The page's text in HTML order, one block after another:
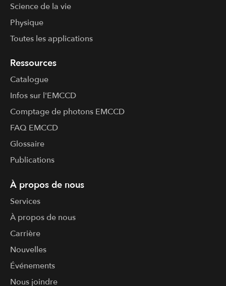
Science de la vie
Physique
Toutes les applications
Ressources
Catalogue
Infos sur l'​EMCCD
Comptage de photons EMCCD
FAQ EMCCD
Glossaire
Publications
À propos de nous
Services
À propos de nous
Carrière
Nouvelles
Événements
Nous joindre